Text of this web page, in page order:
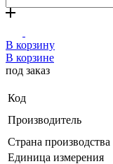
В корзину
В корзине
под заказ
Код
Производитель
Страна производства
Единица измерения